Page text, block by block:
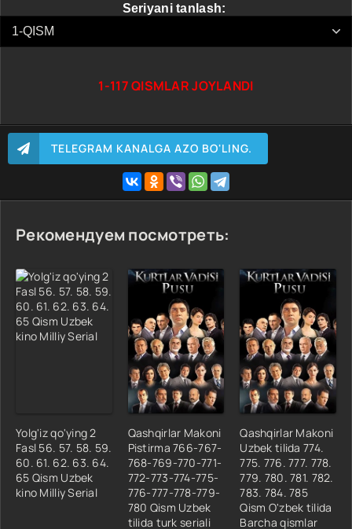
Seriyani tanlash:
1-117 QISMLAR JOYLANDI
TELEGRAM KANALGA AZO BO'LING.
Рекомендуем посмотреть:
Yolg'iz qo'ying 2
Fasl 56. 57. 58. 59.
60. 61. 62. 63. 64.
65 Qism Uzbek
kino Milliy Serial
Qashqirlar Makoni
Pistirma 766-767-
768-769-770-771-
772-773-774-775-
776-777-778-779-
780 Qism Uzbek
tilida turk seriali
Qashqirlar Makoni
Uzbek tilida 774.
775. 776. 777. 778.
779. 780. 781. 782.
783. 784. 785
Qism O'zbek tilida
Barcha qismlar